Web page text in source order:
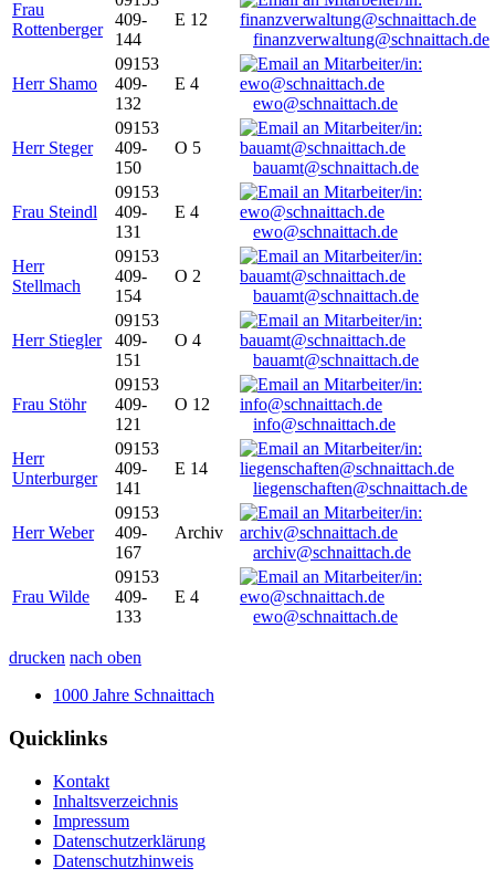
Frau
Rottenberger
409-
144
E 12
finanzverwaltung@schnaittach.de
Herr Shamo
09153
409-
132
E 4
ewo@schnaittach.de
Herr Steger
09153
409-
150
O 5
bauamt@schnaittach.de
Frau Steindl
09153
409-
131
E 4
ewo@schnaittach.de
Herr
Stellmach
09153
409-
154
O 2
bauamt@schnaittach.de
Herr Stiegler
09153
409-
151
O 4
bauamt@schnaittach.de
Frau Stöhr
09153
409-
121
O 12
info@schnaittach.de
Herr
Unterburger
09153
409-
141
E 14
liegenschaften@schnaittach.de
Herr Weber
09153
409-
167
Archiv
archiv@schnaittach.de
Frau Wilde
09153
409-
133
E 4
ewo@schnaittach.de
drucken nach oben
1000 Jahre Schnaittach
Quicklinks
Kontakt
Inhaltsverzeichnis
Impressum
Datenschutzerklärung
Datenschutzhinweis